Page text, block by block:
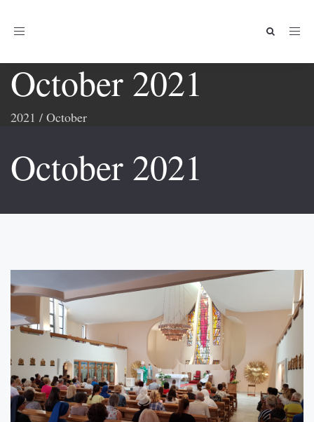
Toggle
October 2021
2021 / October
October 2021